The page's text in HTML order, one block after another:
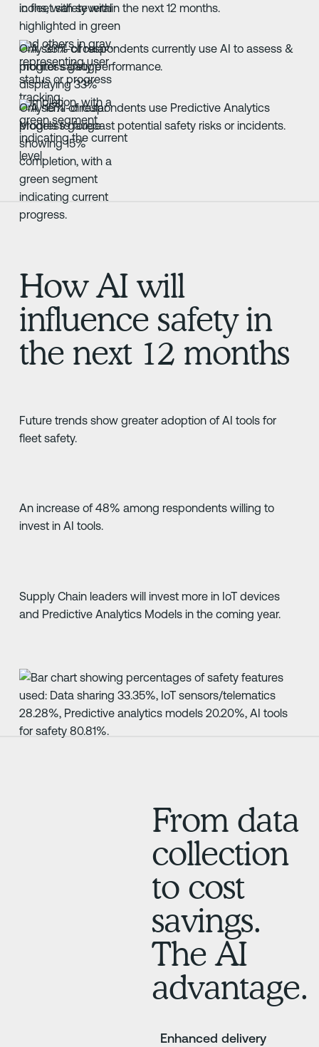
in fleet safety within the next 12 months.
Only 33% of respondents currently use AI to assess &
monitor safety performance.
Only 15% of respondents use Predictive Analytics
Models to forecast potential safety risks or incidents.
How AI will
influence safety in
the next 12 months
Future trends show greater adoption of AI tools for
fleet safety.
An increase of 48% among respondents willing to
invest in AI tools.
Supply Chain leaders will invest more in IoT devices
and Predictive Analytics Models in the coming year.
From data
collection
to cost
savings.
The AI
advantage.
Enhanced delivery